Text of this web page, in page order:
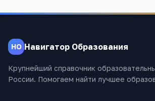
НО Навигатор Образования
Крупнейший справочник
России. Помогаем найти лучшее